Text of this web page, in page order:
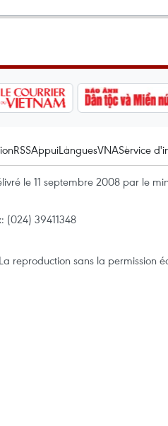
RSSAppuiLanguesVNAService
le 11 septembre 2008 par le
(024) 39411348
reproduction sans la permission